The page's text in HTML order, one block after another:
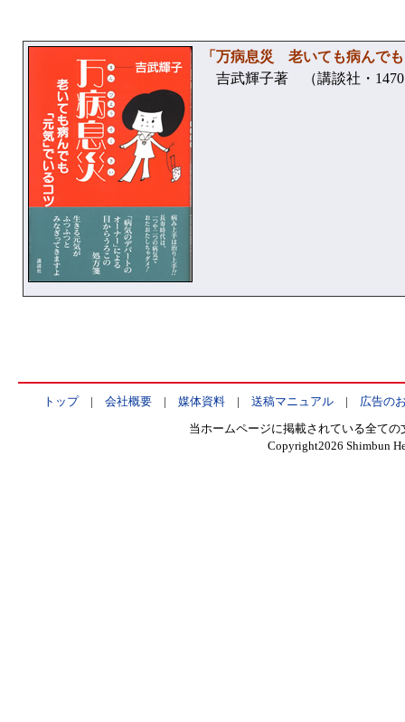
「万病息災 老いても病んで
吉武輝子著 （講談社・
トップ| 会社概要| 媒体資料| 送稿マニュアル| 広告の
当ホームページに掲載されている全て
Copyright2026 Shimbun